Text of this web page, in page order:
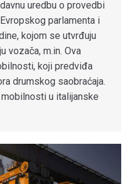
uredbu o provedbi
parlamenta i
kojom se utvrđuju
vozača, m.in. Ova
koji predviđa
drumskog saobraćaja.
u italijanske